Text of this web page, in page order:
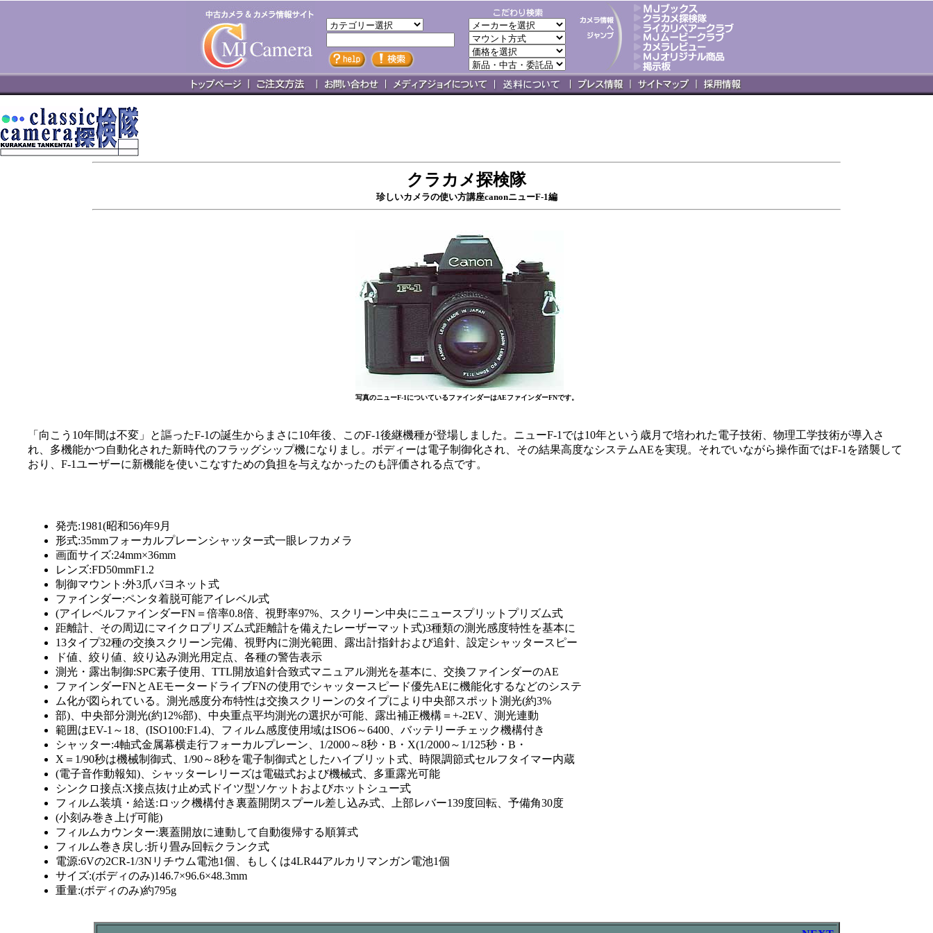
クラカメ探検隊
珍しいカメラの使い方講座canonニューF-1編
写真のニューF-1についているファインダーはAEファインダーFNです。
「向こう10年間は不変」と謳ったF-1の誕生からまさに10年後、このF-1後継機種が登場しました。ニューF-1では10年という歳月で培われた電子技術、物理工学技術が導入さ
れ、多機能かつ自動化された新時代のフラッグシップ機になりまし。ボディーは電子制御化され、その結果高度なシステムAEを実現。それでいながら操作面ではF-1を踏襲して
おり、F-1ユーザーに新機能を使いこなすための負担を与えなかったのも評価される点です。
発売:1981(昭和56)年9月
形式:35mmフォーカルプレーンシャッター式一眼レフカメラ
画面サイズ:24mm×36mm
レンズ:FD50mmF1.2
制御マウント:外3爪バヨネット式
ファインダー:ペンタ着脱可能アイレベル式
(アイレベルファインダーFN＝倍率0.8倍、視野率97%、スクリーン中央にニュースプリットプリズム式
距離計、その周辺にマイクロプリズム式距離計を備えたレーザーマット式)3種類の測光感度特性を基本に
13タイプ32種の交換スクリーン完備、視野内に測光範囲、露出計指針および追針、設定シャッタースピー
ド値、絞り値、絞り込み測光用定点、各種の警告表示
測光・露出制御:SPC素子使用、TTL開放追針合致式マニュアル測光を基本に、交換ファインダーのAE
ファインダーFNとAEモータードライブFNの使用でシャッタースピード優先AEに機能化するなどのシステ
ム化が図られている。測光感度分布特性は交換スクリーンのタイプにより中央部スポット測光(約3%
部)、中央部分測光(約12%部)、中央重点平均測光の選択が可能、露出補正機構＝+-2EV、測光連動
範囲はEV-1～18、(ISO100:F1.4)、フィルム感度使用域はISO6～6400、バッテリーチェック機構付き
シャッター:4軸式金属幕横走行フォーカルプレーン、1/2000～8秒・B・X(1/2000～1/125秒・B・
X＝1/90秒は機械制御式、1/90～8秒を電子制御式としたハイブリット式、時限調節式セルフタイマー内蔵
(電子音作動報知)、シャッターレリーズは電磁式および機械式、多重露光可能
シンクロ接点:X接点抜け止め式ドイツ型ソケットおよびホットシュー式
フィルム装填・給送:ロック機構付き裏蓋開閉スプール差し込み式、上部レバー139度回転、予備角30度
(小刻み巻き上げ可能)
フィルムカウンター:裏蓋開放に連動して自動復帰する順算式
フィルム巻き戻し:折り畳み回転クランク式
電源:6Vの2CR-1/3Nリチウム電池1個、もしくは4LR44アルカリマンガン電池1個
サイズ:(ボディのみ)146.7×96.6×48.3mm
重量:(ボディのみ)約795g